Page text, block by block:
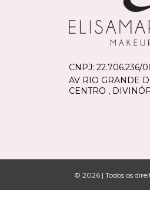
CNPJ: 22.706.236/
AV RIO GRANDE
CENTRO ,
© 2026 | Todos os